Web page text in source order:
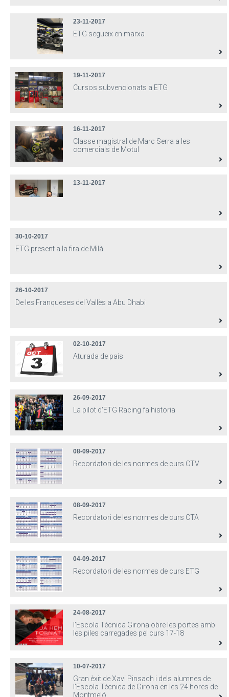
23-11-2017
ETG segueix en marxa
19-11-2017
Cursos subvencionats a ETG
16-11-2017
Classe magistral de Marc Serra a les
comercials de Motul
13-11-2017
30-10-2017
ETG present a la fira de Milà
26-10-2017
De les Franqueses del Vallès a Abu Dhabi
02-10-2017
Aturada de país
26-09-2017
La pilot d'ETG Racing fa historia
08-09-2017
Recordatori de les normes de curs CTV
08-09-2017
Recordatori de les normes de curs CTA
04-09-2017
Recordatori de les normes de curs ETG
24-08-2017
l'Escola Tècnica Girona obre les portes amb
les piles carregades pel curs 17-18
10-07-2017
Gran èxit de Xavi Pinsach i dels alumnes de
l'Escola Tècnica de Girona en les 24 hores de
Montmeló.